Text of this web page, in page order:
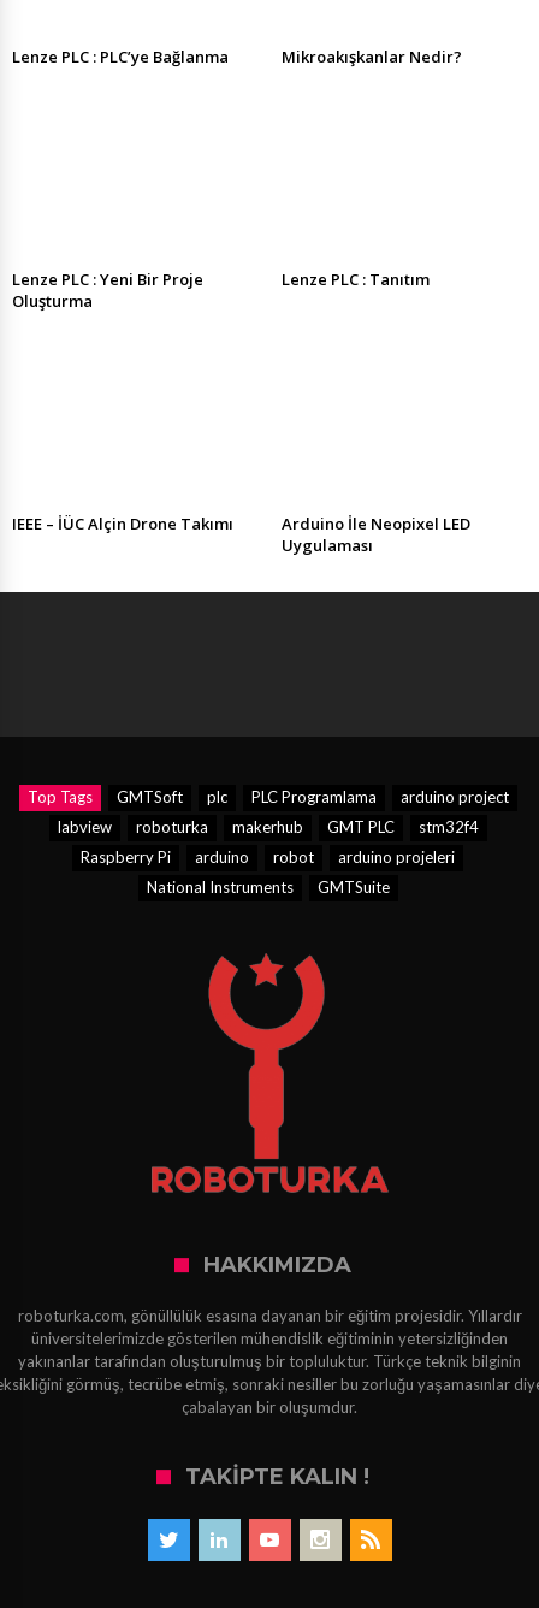
Lenze PLC : PLC’ye Bağlanma Mikroakışkanlar Nedir?
Lenze PLC : Yeni Bir Proje
Oluşturma
Lenze PLC : Tanıtım
IEEE – İÜC Alçin Drone Takımı
Arduino İle Neopixel LED
Uygulaması
Top Tags GMTSoft plc PLC Programlama
arduino project
labview
roboturka makerhub GMT PLC
stm32f4
Raspberry Pi
arduino robot
arduino projeleri
National Instruments
GMTSuite
HAKKIMIZDA
roboturka.com, gönüllülük esasına dayanan bir eğitim projesidir. Yıllardır
üniversitelerimizde gösterilen mühendislik eğitiminin yetersizliğinden
yakınanlar tarafından oluşturulmuş bir topluluktur. Türkçe teknik bilginin
görmüş, tecrübe etmiş, sonraki nesiller bu zorluğu yaşamasınlar
çabalayan bir oluşumdur.
TAKIPTE KALIN !